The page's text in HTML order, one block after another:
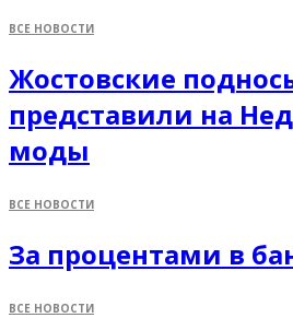
ВСЕ НОВОСТИ
Жостовские
представили на
моды
ВСЕ НОВОСТИ
За процентами в
ВСЕ НОВОСТИ